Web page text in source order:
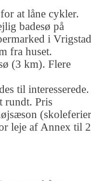
at låne cykler.
badesø på
i Vrigstad
fra huset.
(3 km). Flere
til interesserede.
rundt. Pris
leje af Annex til 2